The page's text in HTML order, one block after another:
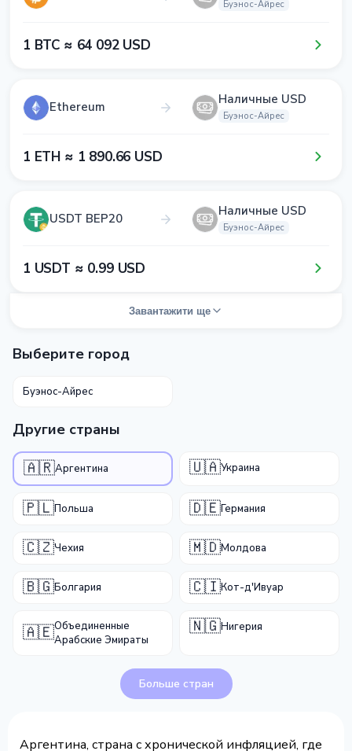
Буэнос-Айрес
1​ BTC ≈ 6​4​ 0​9​2​ USD
Ethereum Наличные USD
Буэнос-Айрес
1​ ETH ≈ 1​ 8​9​0​.6​6​ USD
USDT BEP20 Наличные USD
Буэнос-Айрес
1​ USDT ≈ 0​.9​9​ USD
Завантажити ще
Выберите город
Буэнос-Айрес
Другие страны
🇦🇷Аргентина 🇺🇦Украина
🇵🇱Польша 🇩🇪Германия
🇨🇿Чехия 🇲🇩Молдова
🇧🇬Болгария 🇨🇮Кот-д'Ивуар
🇦🇪Объединенные
Арабские Эмираты
🇳🇬Нигерия
Больше стран
Аргентина, страна с хронической инфляцией, где